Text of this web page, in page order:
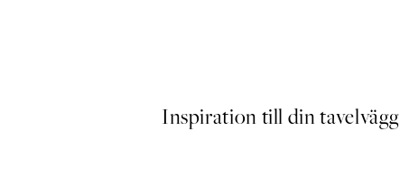
Inspiration till din tavelvägg